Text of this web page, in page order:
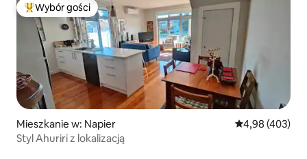
Najpopularniejsze z kategorii Wybór gości
Wybór gości
Mieszkanie w: Napier Średnia
4,98 (403)
Styl Ahuriri z lokalizacją